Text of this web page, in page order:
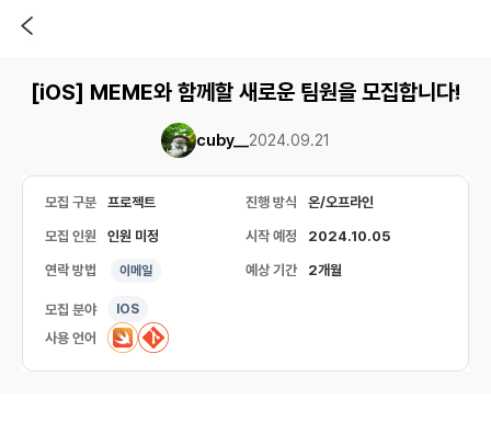
[iOS] MEME와 함께할 새로운 팀원을 모집합니다!
cuby__2024.09.21
모집 구분 프로젝트 진행 방식 온/오프라인
모집 인원 인원 미정 시작 예정 2024.10.05
연락 방법 이메일 예상 기간 2개월
모집 분야 IOS
사용 언어